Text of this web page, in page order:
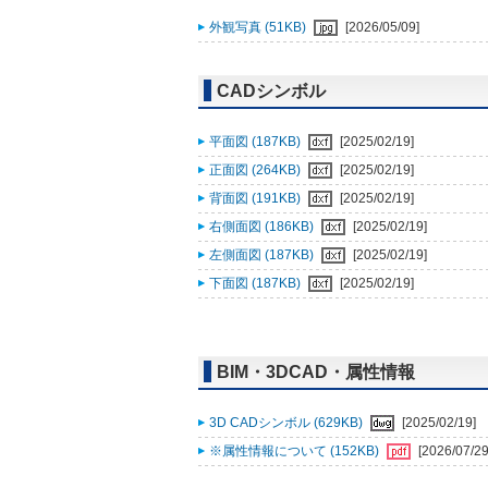
外観写真 (51KB) [2026/05/09]
CADシンボル
平面図 (187KB)
[2025/02/19]
正面図 (264KB)
[2025/02/19]
背面図 (191KB)
[2025/02/19]
右側面図 (186KB)
[2025/02/19]
左側面図 (187KB)
[2025/02/19]
下面図 (187KB)
[2025/02/19]
BIM・3DCAD・属性情報
3D CADシンボル (629KB)
[2025/02/19]
※属性情報について (152KB)
[2026/07/